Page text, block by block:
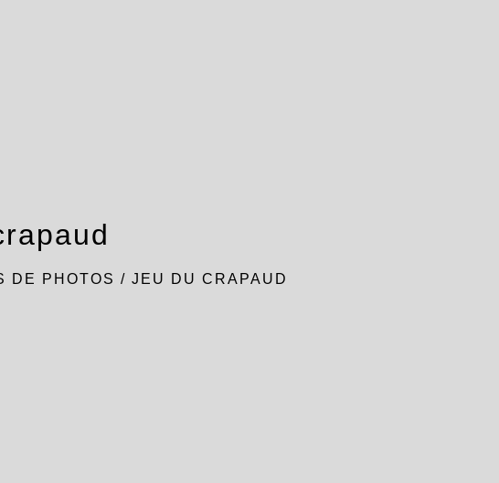
DE PHOTOS /JEU DU CRAPAUD